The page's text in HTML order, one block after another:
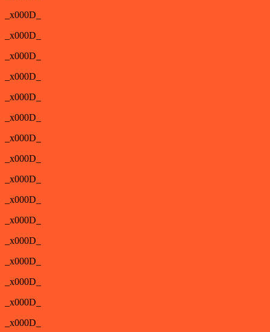
_x000D_
_x000D_
_x000D_
_x000D_
_x000D_
_x000D_
_x000D_
_x000D_
_x000D_
_x000D_
_x000D_
_x000D_
_x000D_
_x000D_
_x000D_
_x000D_